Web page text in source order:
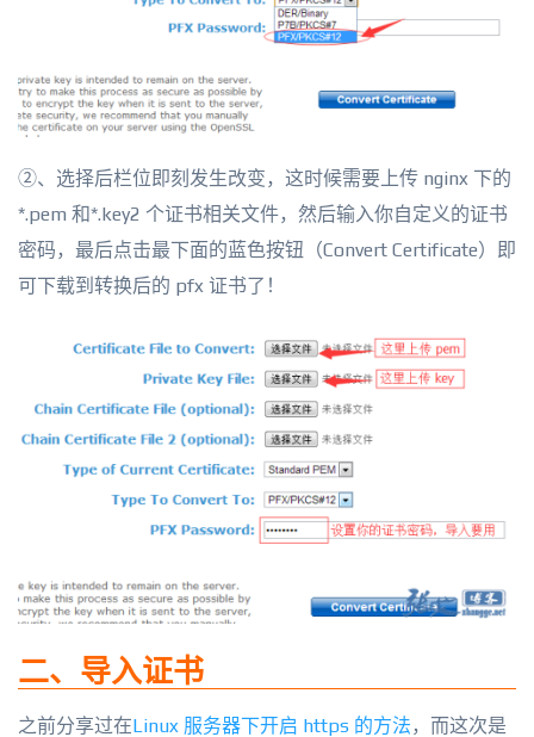
②、选择后栏位即刻发生改变，这时候需要上传 nginx 下的
*.pem 和*.key2 个证书相关文件，然后输入你自定义的证书
密码，最后点击最下面的蓝色按钮（Convert Certificate）即
可下载到转换后的 pfx 证书了！
二、导入证书
之前分享过在Linux 服务器下开启 https 的方法 ，而这次是